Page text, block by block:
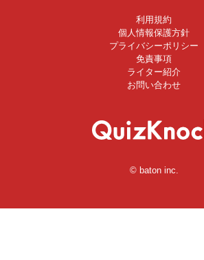
利用規約
個人情報保護方針
プライバシーポリシー
免責事項
ライター紹介
お問い合わせ
© baton inc.